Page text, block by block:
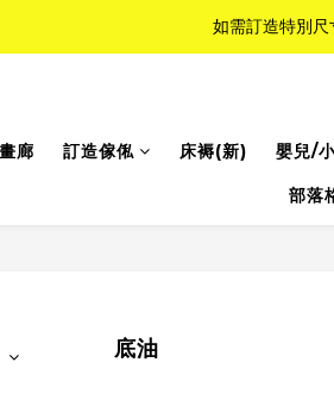
如需訂造特別
如需訂造特別
Top-Tier Quality系列床
如需訂造特別
廊 訂造傢俬 床褥(新) 嬰兒/
部落
底油